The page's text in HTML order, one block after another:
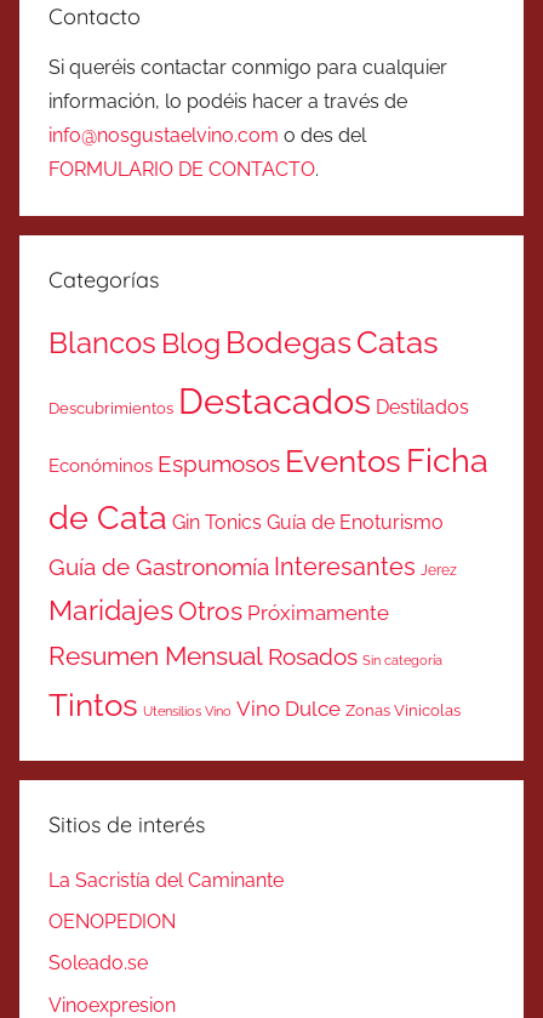
Contacto
Si queréis contactar conmigo para cualquier
información, lo podéis hacer a través de
info@nosgustaelvino.com o des del
FORMULARIO DE CONTACTO.
Categorías
Blancos Blog BodegasCatas
Descubrimientos Destacados Destilados
Económinos Espumosos Eventos Ficha
de Cata Gin Tonics Guía de Enoturismo
Guía de Gastronomía Interesantes Jerez
MaridajesOtros Próximamente
Resumen Mensual Rosados Sin categoría
Tintos Utensilios Vino Vino Dulce Zonas Vinicolas
Sitios de interés
La Sacristía del Caminante
OENOPEDION
Soleado.se
Vinoexpresion